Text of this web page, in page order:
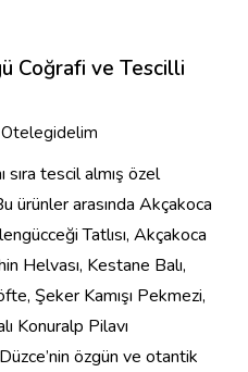
Coğrafi ve Tescilli
sıra tescil almış özel
ürünler arasında Akçakoca
Tatlısı, Akçakoca
Helvası, Kestane Balı,
Şeker Kamışı Pekmezi,
Konuralp Pilavı
özgün ve otantik